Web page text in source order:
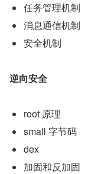
任务管理机制
消息通信机制
安全机制
逆向安全
root 原理
small 字节码
dex
加固和反加固